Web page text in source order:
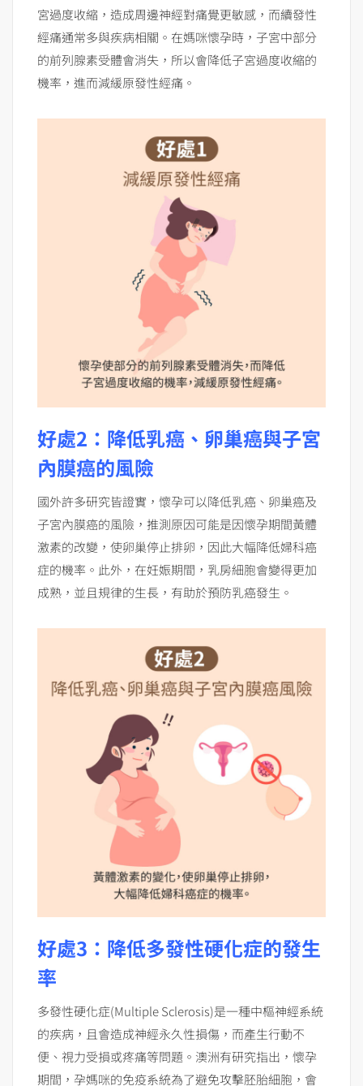
宮過度收縮，造成周邊神經對痛覺更敏感，而續發性
經痛通常多與疾病相關。在媽咪懷孕時，子宮中部分
的前列腺素受體會消失，所以會降低子宮過度收縮的
機率，進而減緩原發性經痛。
好處2：降低乳癌、卵巢癌與子宮
內膜癌的風險
國外許多研究皆證實，懷孕可以降低乳癌、卵巢癌及
子宮內膜癌的風險，推測原因可能是因懷孕期間黃體
激素的改變，使卵巢停止排卵，因此大幅降低婦科癌
症的機率。此外，在妊娠期間，乳房細胞會變得更加
成熟，並且規律的生長，有助於預防乳癌發生。
好處3：降低多發性硬化症的發生
率
多發性硬化症(Multiple Sclerosis)是一種中樞神經系統
的疾病，且會造成神經永久性損傷，而產生行動不
便、視力受損或疼痛等問題。澳洲有研究指出，懷孕
期間，孕媽咪的免疫系統為了避免攻擊胚胎細胞，會